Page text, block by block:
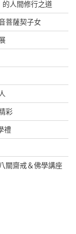
人間修行之道
菩薩契子女
彩
禮
關齋戒＆佛學講座